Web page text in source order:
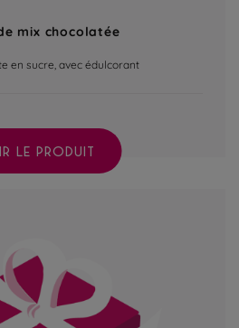
mix chocolatée
en sucre, avec édulcorant
LE PRODUIT